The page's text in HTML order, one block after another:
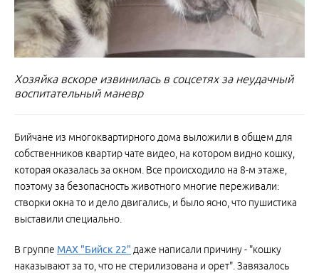
Хозяйка вскоре извинилась в соцсетях за неудачный
воспитательный маневр
Бийчане из многоквартирного дома выложили в общем для
собственников квартир чате видео, на котором видно кошку,
которая оказалась за окном. Все происходило на 8-м этаже,
поэтому за безопасность животного многие переживали:
створки окна то и дело двигались, и было ясно, что пушистика
выставили специально.
В группе МАХ "Бийск 22" даже написали причину - "кошку
наказывают за то, что не стерилизована и орет". Завязалось